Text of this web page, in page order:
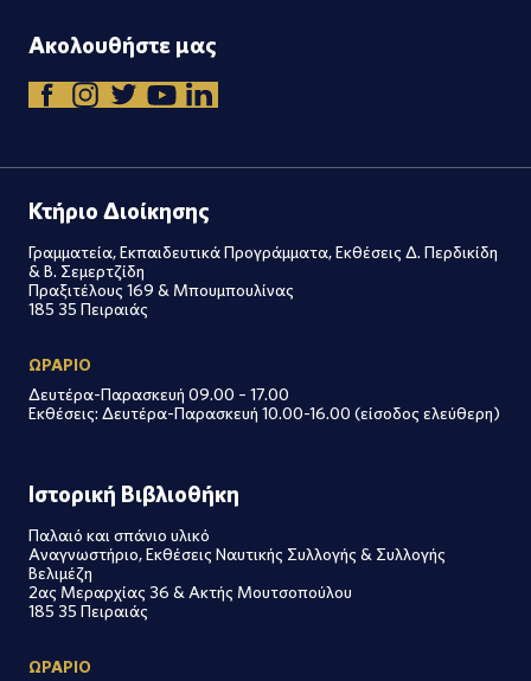
Ακολουθήστε μας
Κτήριο Διοίκησης
Γραμματεία, Εκπαιδευτικά Προγράμματα, Εκθέσεις Δ. Περδικίδη
& Β. Σεμερτζίδη
Πραξιτέλους 169 & Μπουμπουλίνας
185 35 Πειραιάς
ΩΡΑΡΙΟ
Δευτέρα-Παρασκευή 09.00 – 17.00
Εκθέσεις: Δευτέρα-Παρασκευή 10.00-16.00 (είσοδος ελεύθερη)
Ιστορική Βιβλιοθήκη
Παλαιό και σπάνιο υλικό
Αναγνωστήριο, Εκθέσεις Ναυτικής Συλλογής & Συλλογής
Βελιμέζη
2ας Μεραρχίας 36 & Ακτής Μουτσοπούλου
185 35 Πειραιάς
ΩΡΑΡΙΟ